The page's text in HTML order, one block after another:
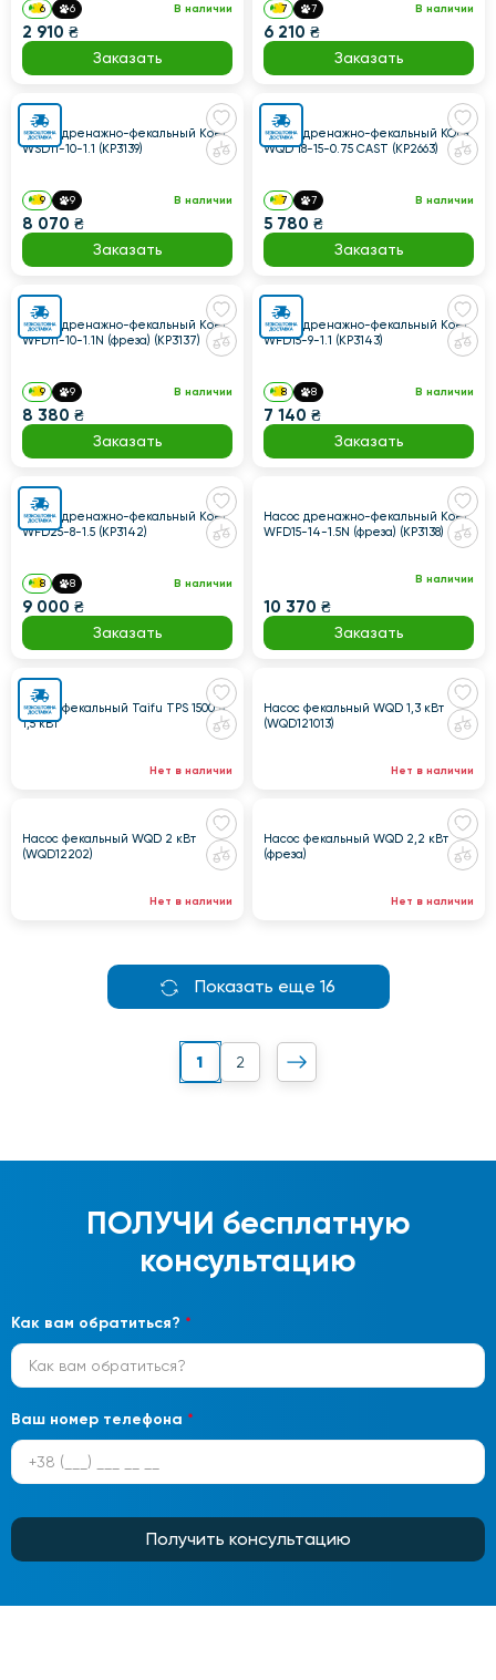
6 6 В наличии
2 910 ₴
Заказать
7 7 В наличии
6 210 ₴
Заказать
Насос дренажно-фекальный Koer
WSD11-10-1.1 (KP3139)
9 9 В наличии
8 070 ₴
Заказать
Насос дренажно-фекальный KOER
WQD 18-15-0.75 CAST (KP2663)
7 7 В наличии
5 780 ₴
Заказать
Насос дренажно-фекальный Koer
WFD11-10-1.1N (фреза) (KP3137)
9 9 В наличии
8 380 ₴
Заказать
Насос дренажно-фекальный Koer
WFD15-9-1.1 (KP3143)
8 8 В наличии
7 140 ₴
Заказать
Насос дренажно-фекальный Koer
WFD25-8-1.5 (KP3142)
8 8 В наличии
9 000 ₴
Заказать
Насос дренажно-фекальный Koer
WFD15-14-1.5N (фреза) (KP3138)
В наличии
10 370 ₴
Заказать
Насос фекальный Taifu TPS 1500 A
1,5 кВт
Нет в наличии
Насос фекальный WQD 1,3 кВт
(WQD121013)
Нет в наличии
Насос фекальный WQD 2 кВт
(WQD12202)
Нет в наличии
Насос фекальный WQD 2,2 кВт
(фреза)
Нет в наличии
Показать еще 16
1 2
ПОЛУЧИ бесплатную
консультацию
Как вам обратиться? *
Ваш номер телефона *
Получить консультацию